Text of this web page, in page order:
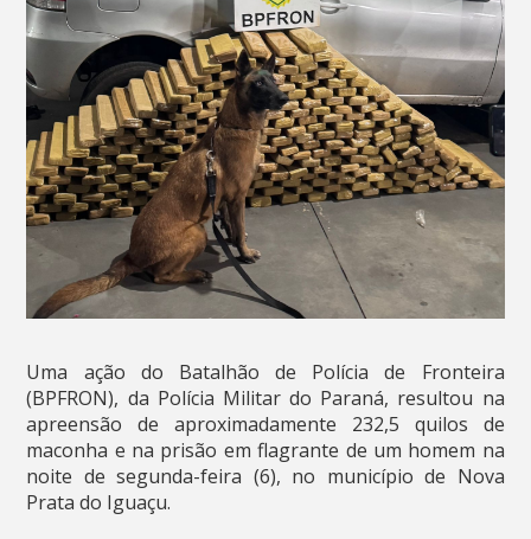
Uma ação do Batalhão de Polícia de Fronteira
(BPFRON), da Polícia Militar do Paraná, resultou na
apreensão de aproximadamente 232,5 quilos de
maconha e na prisão em flagrante de um homem na
noite de segunda-feira (6), no município de Nova
Prata do Iguaçu.